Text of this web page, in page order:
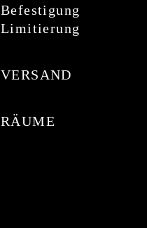
Befestigung
Limitierung
VERSAND
RÄUME